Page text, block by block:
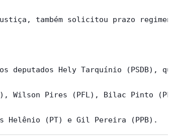
também solicitou prazo regimental
deputados Hely Tarquínio (PSDB), que a
Wilson Pires (PFL), Bilac Pinto (PFL),